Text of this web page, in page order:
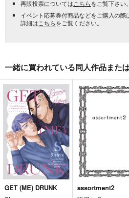
再販投票については こちらをご覧下さい。
イベント応募券付商品などをご購入の際
詳細は こちらをご覧ください。
一緒に買われている同人作品また
GET (ME) DRUNK
assortment2